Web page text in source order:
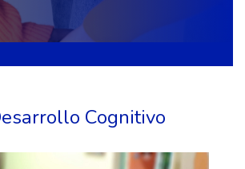
Cognitivo